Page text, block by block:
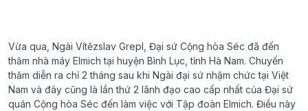
Vừa qua, Ngài Vítězslav Grepl, Đại sứ Cộng hòa Séc đã đến
thăm nhà máy Elmich tại huyện Bình Lục, tỉnh Hà Nam. Chuyến
thăm diễn ra chỉ 2 tháng sau khi Ngài đại sứ nhậm chức tại Việt
Nam và đây cũng là lần thứ 2 lãnh đạo cao cấp nhất của Đại sứ
quán Cộng hòa Séc đến làm việc với Tập đoàn Elmich. Điều này